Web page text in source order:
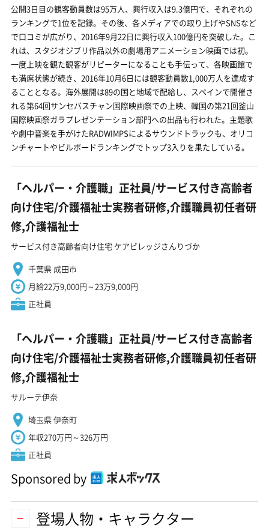
公開3日目の観客動員数は95万人、興行収入は9.3億円で、それぞれの
ランキングで1位を記録。その後、各メディアでの取り上げやSNSなど
で口コミが広がり、2016年9月22日に興行収入100億円を突破した。こ
れは、スタジオジブリ作品以外の劇場用アニメーション映画では初。
一度上映を観た観客がリピーターになることも手伝って、各映画館で
も満席状態が続き、2016年10月6日には観客動員数1,000万人を達成す
ることとなる。海外展開は89の国と地域で配給し、スペインで開催さ
れる第64回サンセバスチャン国際映画祭での上映、韓国の第21回釜山
国際映画祭ガラプレゼンテーション部門への出品も行われた。主題歌
や劇中音楽を手がけたRADWIMPSによるサウンドトラックも、オリコ
ンチャートやビルボードランキングでトップ3入りを果たしている。
「ヘルパー・介護職」正社員/サービス付き高齢者
向け住宅/介護福祉士実務者研修,介護職員初任者研
修,介護福祉士
サービス付き高齢者向け住宅 ケアビレッジさんりづか
千葉県 成田市
月給22万9,000円～23万9,000円
正社員
「ヘルパー・介護職」正社員/サービス付き高齢者
向け住宅/介護福祉士実務者研修,介護職員初任者研
修,介護福祉士
サルーテ伊奈
埼玉県 伊奈町
年収270万円～326万円
正社員
Sponsored by
登場人物・キャラクター